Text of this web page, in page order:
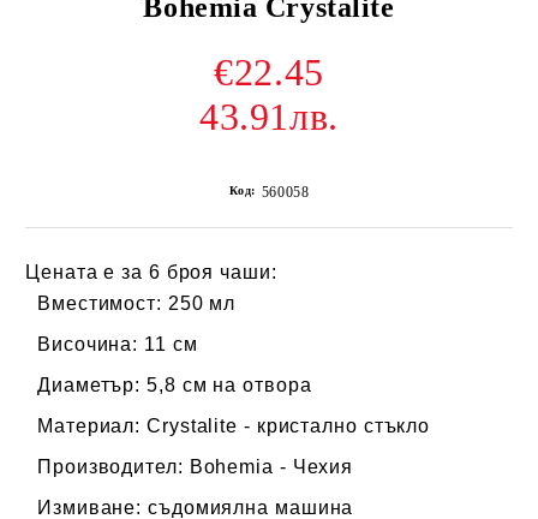
Bohemia Crystalite
€22.45
43.91лв.
Код: 560058
Цената е за 6 броя чаши:
Вместимост: 250 мл
Височина: 11 см
Диаметър: 5,8 см на отвора
Материал: Crystalite - кристално стъкло
Производител: Bohemia - Чехия
Измиване: съдомиялна машина